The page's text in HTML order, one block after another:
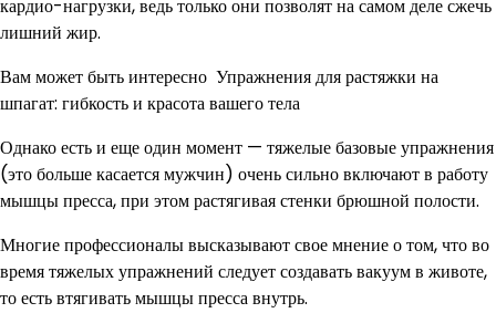
кардио-нагрузки, ведь только они позволят на самом деле сжечь
лишний жир.
Вам может быть интересно Упражнения для растяжки на
шпагат: гибкость и красота вашего тела
Однако есть и еще один момент — тяжелые базовые упражнения
(это больше касается мужчин) очень сильно включают в работу
мышцы пресса, при этом растягивая стенки брюшной полости.
Многие профессионалы высказывают свое мнение о том, что во
время тяжелых упражнений следует создавать вакуум в животе,
то есть втягивать мышцы пресса внутрь.